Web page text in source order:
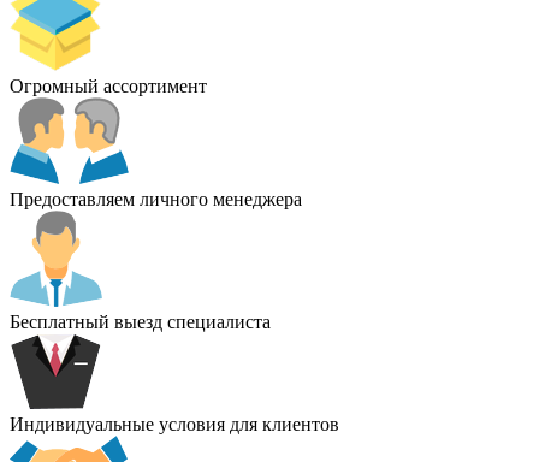
Огромный ассортимент
Предоставляем личного менеджера
Бесплатный выезд специалиста
Индивидуальные условия для клиентов